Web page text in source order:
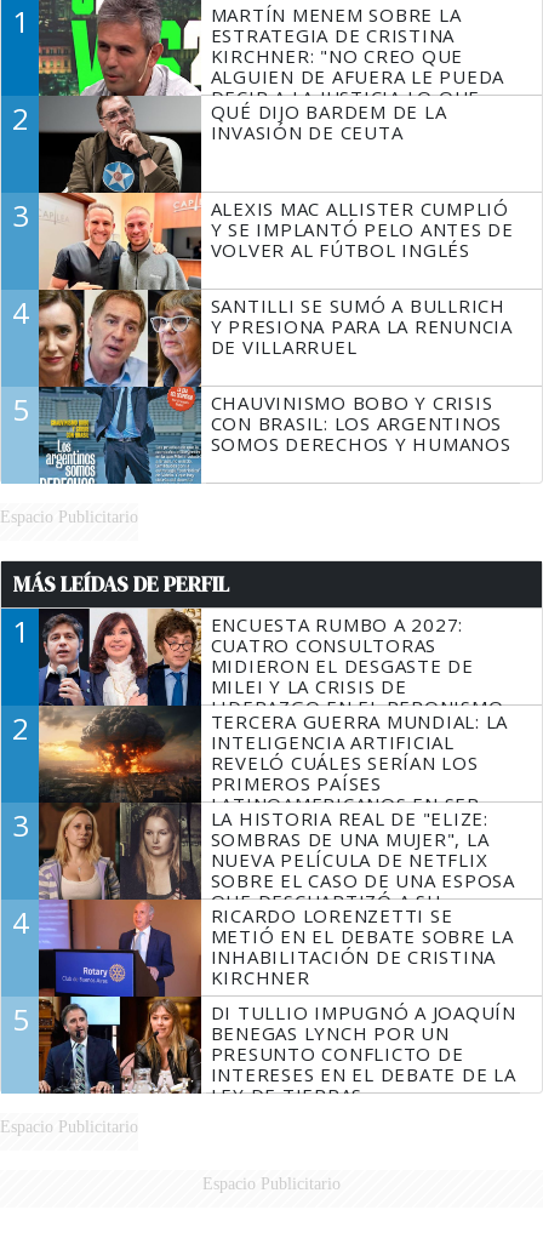
1
MARTÍN MENEM SOBRE LA
ESTRATEGIA DE CRISTINA
KIRCHNER: "NO CREO QUE
ALGUIEN DE AFUERA LE PUEDA
DECIR A LA JUSTICIA LO QUE
TIENE QUE HACER"
2
QUÉ DIJO BARDEM DE LA
INVASIÓN DE CEUTA
3
ALEXIS MAC ALLISTER CUMPLIÓ
Y SE IMPLANTÓ PELO ANTES DE
VOLVER AL FÚTBOL INGLÉS
4
SANTILLI SE SUMÓ A BULLRICH
Y PRESIONA PARA LA RENUNCIA
DE VILLARRUEL
5
CHAUVINISMO BOBO Y CRISIS
CON BRASIL: LOS ARGENTINOS
SOMOS DERECHOS Y HUMANOS
Espacio Publicitario
MÁS LEÍDAS DE PERFIL
1
ENCUESTA RUMBO A 2027:
CUATRO CONSULTORAS
MIDIERON EL DESGASTE DE
MILEI Y LA CRISIS DE
LIDERAZGO EN EL PERONISMO
2
TERCERA GUERRA MUNDIAL: LA
INTELIGENCIA ARTIFICIAL
REVELÓ CUÁLES SERÍAN LOS
PRIMEROS PAÍSES
LATINOAMERICANOS EN SER
DERROTADOS
3
LA HISTORIA REAL DE "ELIZE:
SOMBRAS DE UNA MUJER", LA
NUEVA PELÍCULA DE NETFLIX
SOBRE EL CASO DE UNA ESPOSA
QUE DESCUARTIZÓ A SU
MARIDO
4
RICARDO LORENZETTI SE
METIÓ EN EL DEBATE SOBRE LA
INHABILITACIÓN DE CRISTINA
KIRCHNER
5
DI TULLIO IMPUGNÓ A JOAQUÍN
BENEGAS LYNCH POR UN
PRESUNTO CONFLICTO DE
INTERESES EN EL DEBATE DE LA
LEY DE TIERRAS
Espacio Publicitario
Espacio Publicitario